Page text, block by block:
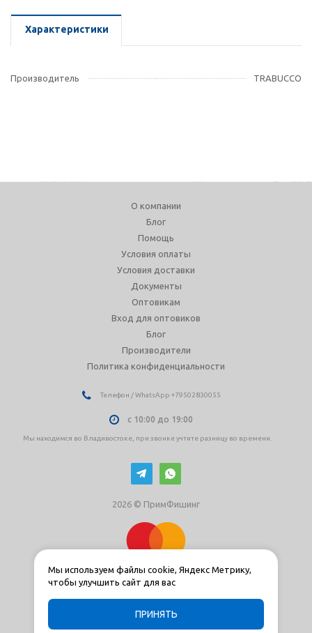
Характеристики
Производитель TRABUCCO
О компании
Блог
Помощь
Условия оплаты
Условия доставки
Документы
Оптовикам
Вход для оптовиков
Блог
Производители
Политика конфиденциальности
Телефон / WhatsApp +79502830055
с 10:00 до 19:00
Мы находимся во Владивостоке, при звонке учтите разницу во времени.
2026 © ПримФишинг
Мы используем файлы cookie, Яндекс Метрику,
чтобы улучшить сайт для вас
ПРИНЯТЬ